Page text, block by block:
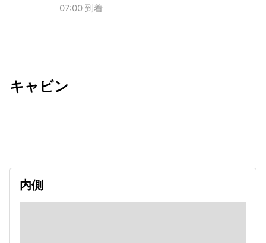
07:00 到着
キャビン
内側